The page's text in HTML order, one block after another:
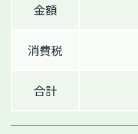
金額
消費税
合計